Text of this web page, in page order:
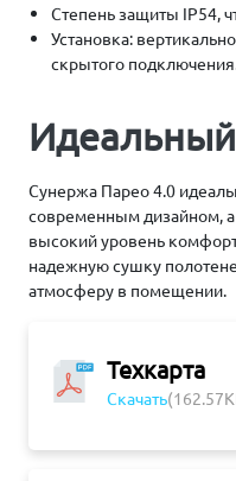
Техкарта
Скачать
Степень защиты IP54,
Установка:
скрытого
Сунержа Парео 4.0
современным дизайном,
высокий уровень
надежную сушку
атмосферу в помещении.